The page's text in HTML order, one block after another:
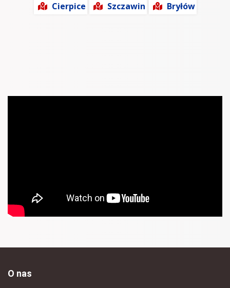
Cierpice
Szczawin Bryłów
O nas